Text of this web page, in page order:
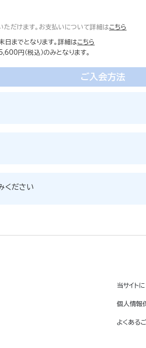
いただけます。お支払いについて詳細はこちら
までとなります。詳細はこちら
円（税込）のみとなります。
ご入会方法
ください
当サイト
個人情報
よくある